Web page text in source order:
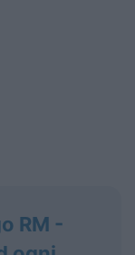
RM -